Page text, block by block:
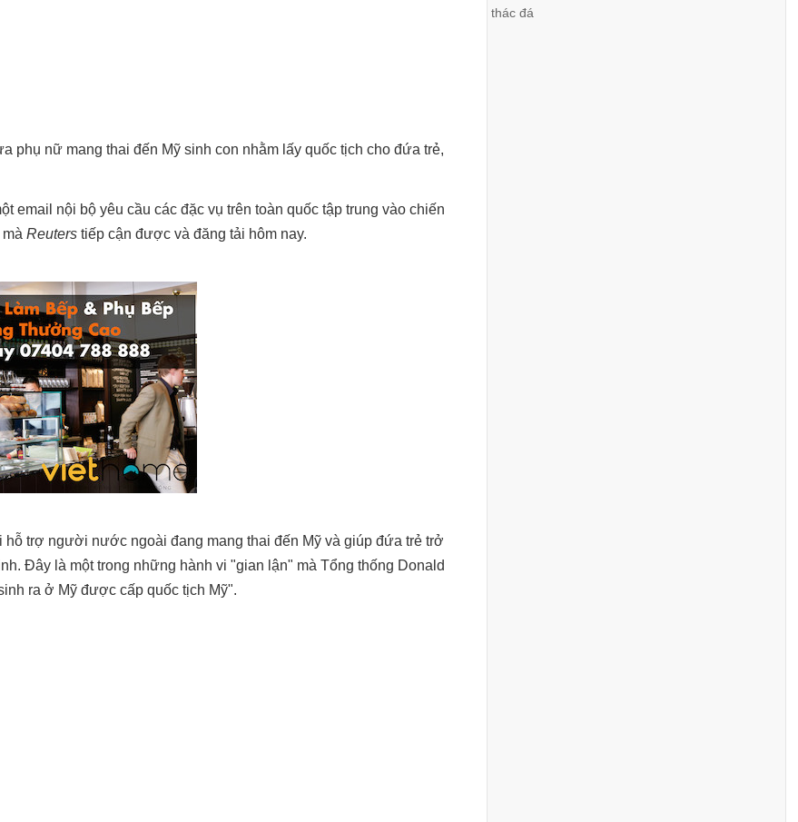
phụ nữ mang thai đến Mỹ sinh con nhằm lấy quốc tịch cho đứa trẻ,
email nội bộ yêu cầu các đặc vụ trên toàn quốc tập trung vào chiến
màReuterstiếp cận được và đăng tải hôm nay.
trợ người nước ngoài đang mang thai đến Mỹ và giúp đứa trẻ trở
Đây là một trong những hành vi "gian lận" mà Tổng thống Donald
ra ở Mỹ được cấp quốc tịch Mỹ".
thác đá